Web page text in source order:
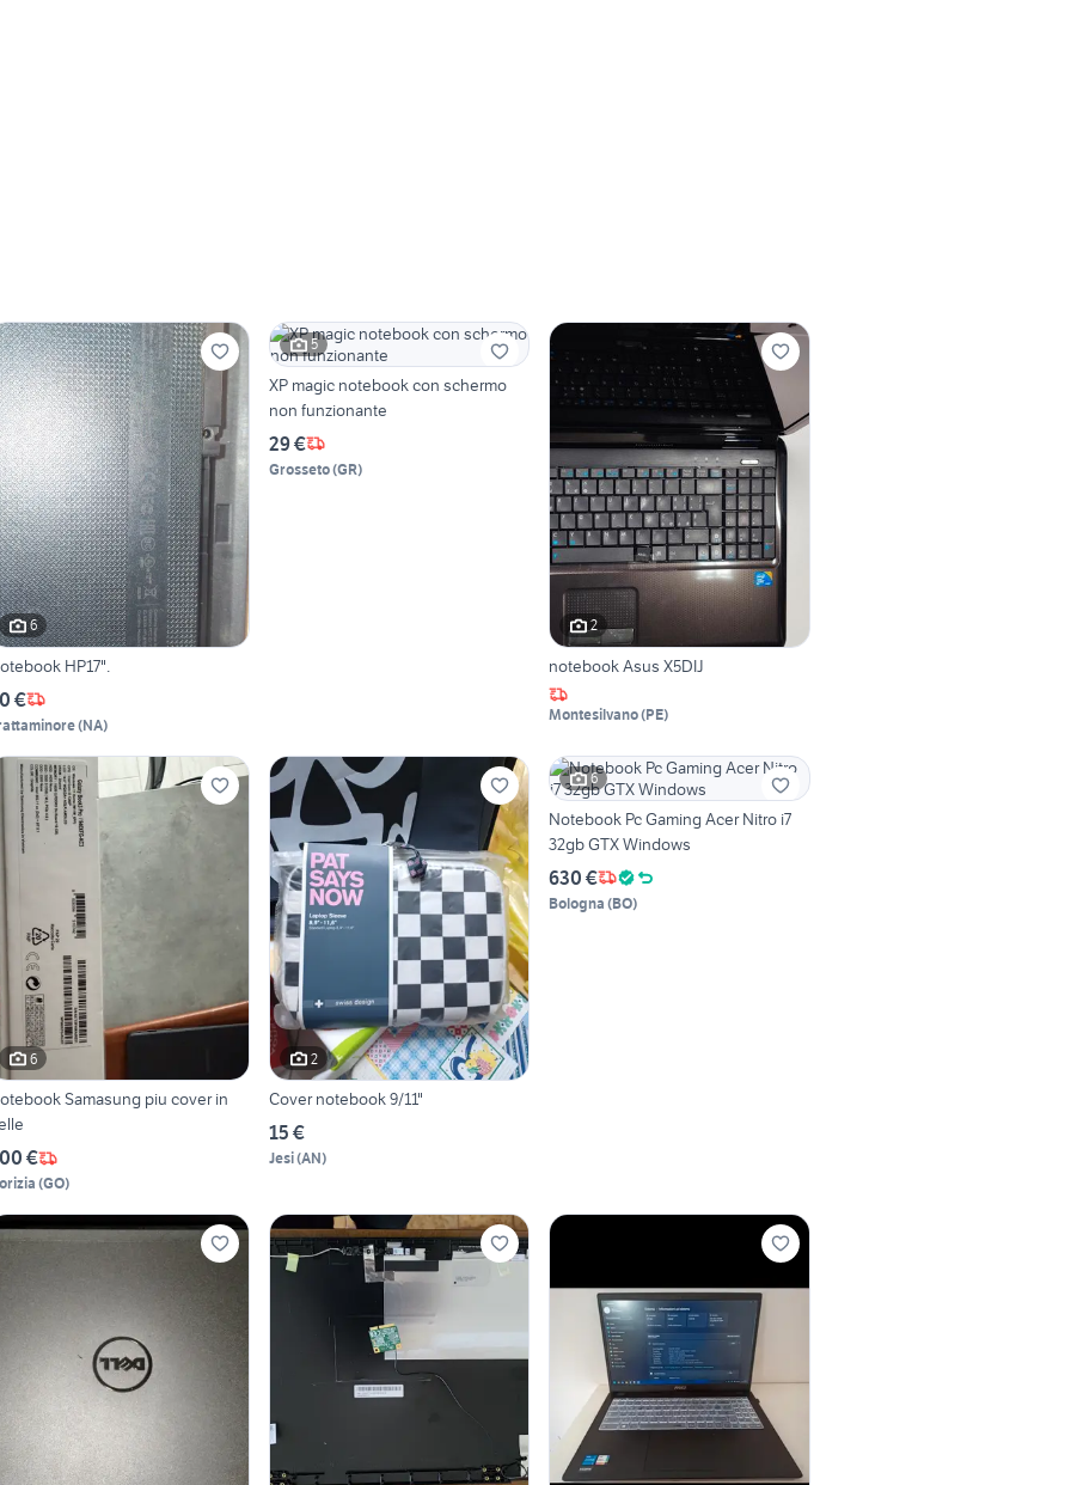
6
HP17".
€
(NA)
5
XP magic notebook con schermo
non funzionante
29 €
Grosseto(GR)
2
notebook Asus X5DIJ
Montesilvano(PE)
6
Samasung piu cover in
€
(GO)
2
Cover notebook 9/11"
15 €
Jesi(AN)
6
Notebook Pc Gaming Acer Nitro i7
32gb GTX Windows
630 €
Bologna (BO)